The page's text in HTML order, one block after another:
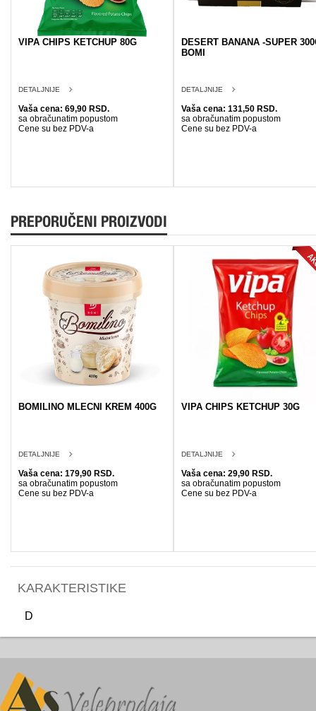
VIPA CHIPS KETCHUP 80G
DETALJNIJE
Vaša cena: 69,90 RSD.
sa obračunatim popustom
Cene su bez PDV-a
DESERT BANANA -SUPER
BOMI
DETALJNIJE
Vaša cena: 131,50 RSD.
sa obračunatim popustom
Cene su bez PDV-a
PREPORUČENI PROIZVODI
BOMILINO MLECNI KREM 400G
DETALJNIJE
Vaša cena: 179,90 RSD.
sa obračunatim popustom
Cene su bez PDV-a
VIPA CHIPS KETCHUP 30G
DETALJNIJE
Vaša cena: 29,90 RSD.
sa obračunatim popustom
Cene su bez PDV-a
KARAKTERISTIKE
D